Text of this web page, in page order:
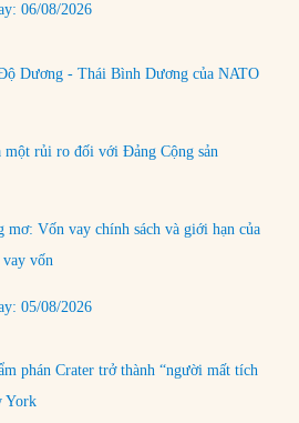
06/08/2026
Dương - Thái Bình Dương của NATO
một rủi ro đối với Đảng Cộng sản
mơ: Vốn vay chính sách và giới hạn của
vay vốn
05/08/2026
phán Crater trở thành “người mất tích
York